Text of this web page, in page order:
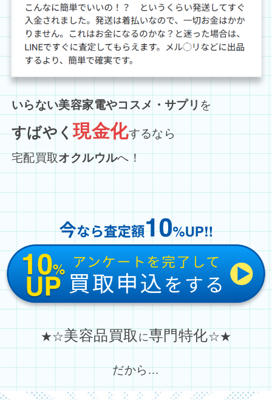
いらない美容家電やコスメ・サプリ を
すばやく現金化するなら
宅配買取オクルウルへ！
★☆美容品買取 に専門特化☆★
だから…